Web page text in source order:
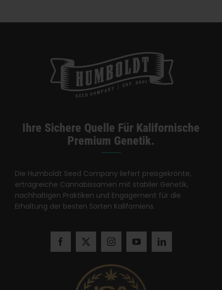
Ihre Sichere Quelle Für Kalifornische
Premium Genetik.
Die Humboldt Seed Company liefert preisgekrönte,
ertragreiche Cannabissamen mit stabiler Genetik,
nachhaltigen Praktiken und Engagement für die
Erhaltung der besten Sorten Kaliforniens.